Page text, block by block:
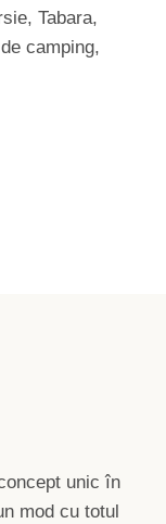
Tabara,
camping,
unic în
mod cu totul